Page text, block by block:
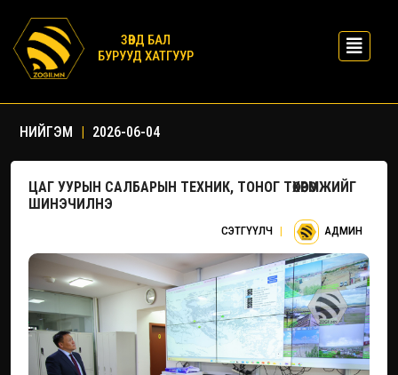
ЗӨВД БАЛ
БУРУУД ХАТГУУР
НИЙГЭМ | 2026-06-04
ЦАГ УУРЫН САЛБАРЫН ТЕХНИК, ТОНОГ ТӨХӨӨРӨМЖИЙГ
ШИНЭЧИЛНЭ
СЭТГҮҮЛЧ | АДМИН